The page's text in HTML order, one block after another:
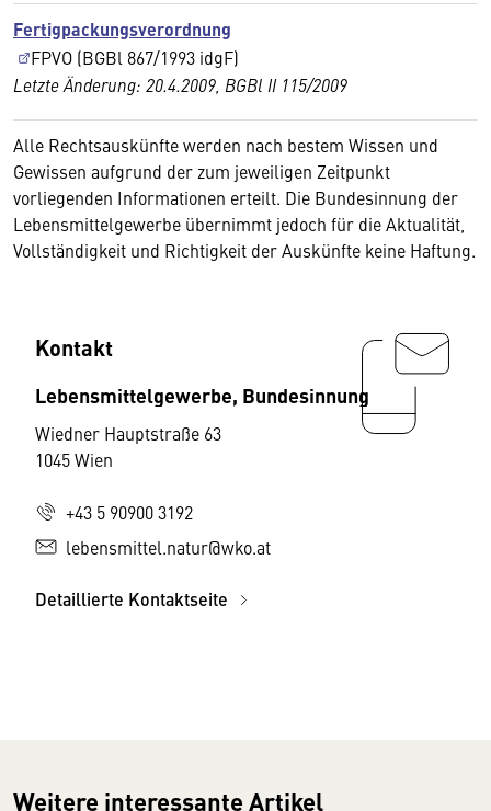
Fertigpackungsverordnung
FPVO (BGBl 867/1993 idgF)
Letzte Änderung: 20.4.2009, BGBl II 115/2009
Alle Rechtsauskünfte werden nach bestem Wissen und
Gewissen aufgrund der zum jeweiligen Zeitpunkt
vorliegenden Informationen erteilt. Die Bundesinnung der
Lebensmittelgewerbe übernimmt jedoch für die Aktualität,
Vollständigkeit und Richtigkeit der Auskünfte keine Haftung.
Kontakt
Lebensmittelgewerbe, Bundesinnung
Wiedner Hauptstraße 63
1045 Wien
+43 5 90900 3192
lebensmittel.natur@wko.at
Detaillierte Kontaktseite
Weitere interessante Artikel